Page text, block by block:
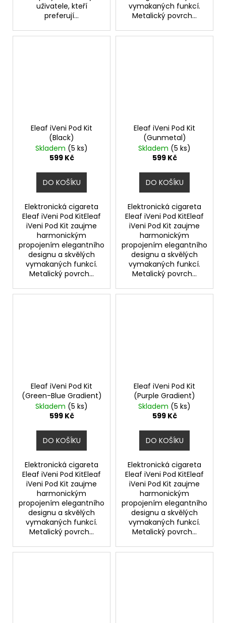
uživatele, kteří
preferují...
vymakaných funkcí.
Metalický povrch...
Eleaf iVeni Pod Kit
(Black)
Skladem (5 ks)
599 Kč
DO KOŠÍKU
Elektronická cigareta
Eleaf iVeni Pod KitEleaf
iVeni Pod Kit zaujme
harmonickým
propojením elegantního
designu a skvělých
vymakaných funkcí.
Metalický povrch...
Eleaf iVeni Pod Kit
(Gunmetal)
Skladem (5 ks)
599 Kč
DO KOŠÍKU
Elektronická cigareta
Eleaf iVeni Pod KitEleaf
iVeni Pod Kit zaujme
harmonickým
propojením elegantního
designu a skvělých
vymakaných funkcí.
Metalický povrch...
Eleaf iVeni Pod Kit
(Green-Blue Gradient)
Skladem (5 ks)
599 Kč
DO KOŠÍKU
Elektronická cigareta
Eleaf iVeni Pod KitEleaf
iVeni Pod Kit zaujme
harmonickým
propojením elegantního
designu a skvělých
vymakaných funkcí.
Metalický povrch...
Eleaf iVeni Pod Kit
(Purple Gradient)
Skladem (5 ks)
599 Kč
DO KOŠÍKU
Elektronická cigareta
Eleaf iVeni Pod KitEleaf
iVeni Pod Kit zaujme
harmonickým
propojením elegantního
designu a skvělých
vymakaných funkcí.
Metalický povrch...